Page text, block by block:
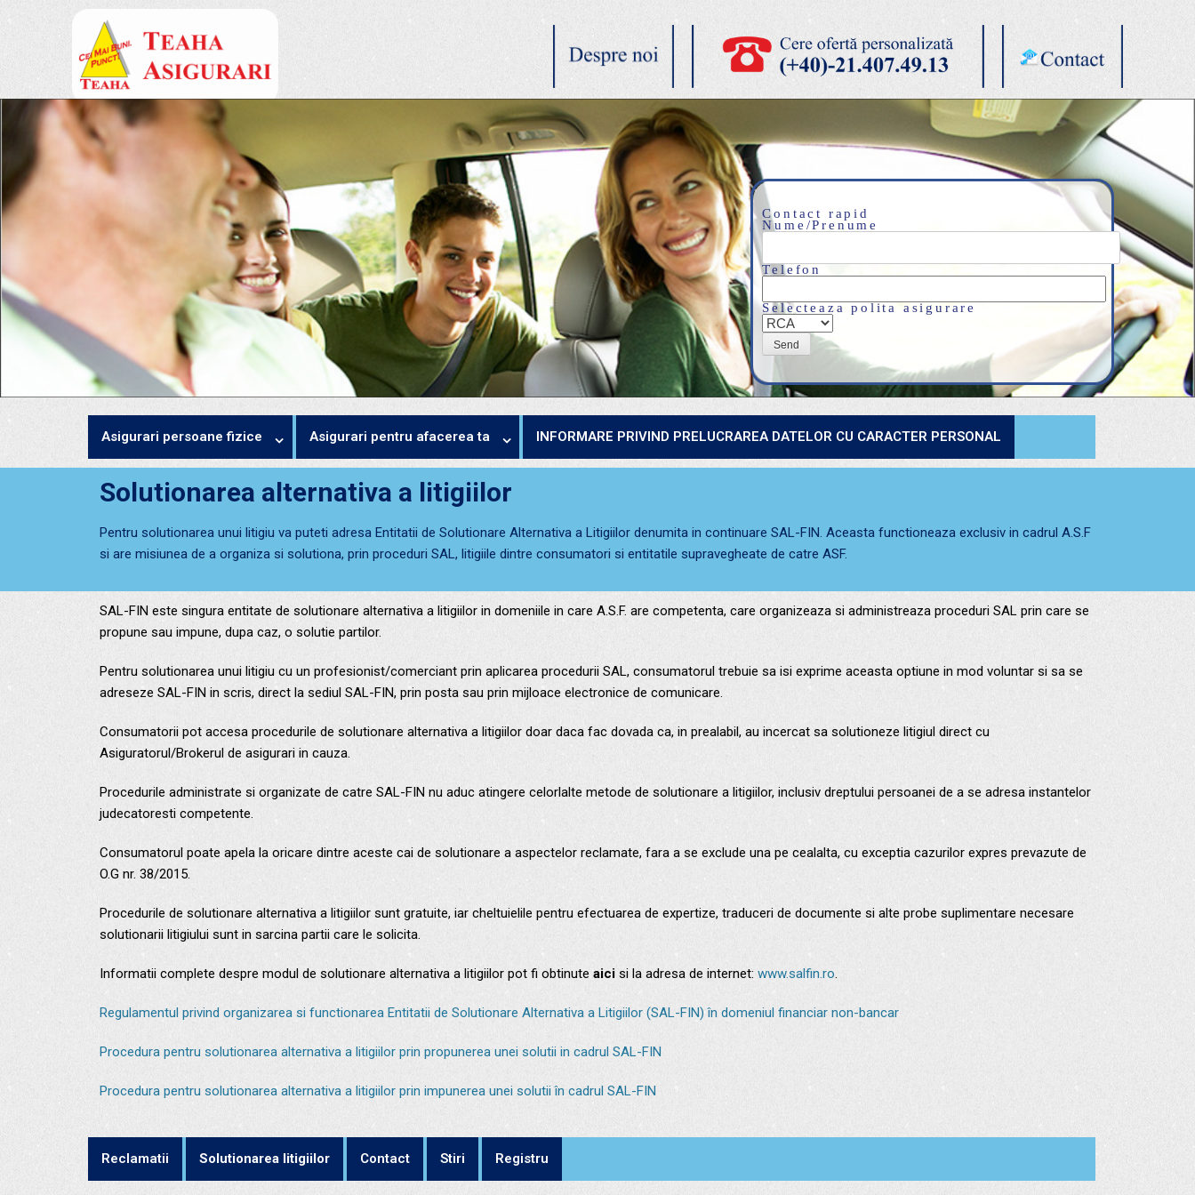
Contact rapid
Nume/Prenume
Telefon
Selecteaza polita asigurare
Asigurari persoane fizice Asigurari pentru afacerea ta INFORMARE PRIVIND PRELUCRAREA DATELOR CU CARACTER PERSONAL
Solutionarea alternativa a litigiilor
Pentru solutionarea unui litigiu va puteti adresa Entitatii de Solutionare Alternativa a Litigiilor denumita in continuare SAL-FIN. Aceasta functioneaza exclusiv in cadrul A.S.F
si are misiunea de a organiza si solutiona, prin proceduri SAL, litigiile dintre consumatori si entitatile supravegheate de catre ASF.
SAL-FIN este singura entitate de solutionare alternativa a litigiilor in domeniile in care A.S.F. are competenta, care organizeaza si administreaza proceduri SAL prin care se
propune sau impune, dupa caz, o solutie partilor.
Pentru solutionarea unui litigiu cu un profesionist/comerciant prin aplicarea procedurii SAL, consumatorul trebuie sa isi exprime aceasta optiune in mod voluntar si sa se
adreseze SAL-FIN in scris, direct la sediul SAL-FIN, prin posta sau prin mijloace electronice de comunicare.
Consumatorii pot accesa procedurile de solutionare alternativa a litigiilor doar daca fac dovada ca, in prealabil, au incercat sa solutioneze litigiul direct cu
Asiguratorul/Brokerul de asigurari in cauza.
Procedurile administrate si organizate de catre SAL-FIN nu aduc atingere celorlalte metode de solutionare a litigiilor, inclusiv dreptului persoanei de a se adresa instantelor
judecatoresti competente.
Consumatorul poate apela la oricare dintre aceste cai de solutionare a aspectelor reclamate, fara a se exclude una pe cealalta, cu exceptia cazurilor expres prevazute de
O.G nr. 38/2015.
Procedurile de solutionare alternativa a litigiilor sunt gratuite, iar cheltuielile pentru efectuarea de expertize, traduceri de documente si alte probe suplimentare necesare
solutionarii litigiului sunt in sarcina partii care le solicita.
Informatii complete despre modul de solutionare alternativa a litigiilor pot fi obtinute aici si la adresa de internet: www.salfin.ro.
Regulamentul privind organizarea si functionarea Entitatii de Solutionare Alternativa a Litigiilor (SAL-FIN) în domeniul financiar non-bancar
Procedura pentru solutionarea alternativa a litigiilor prin propunerea unei solutii in cadrul SAL-FIN
Procedura pentru solutionarea alternativa a litigiilor prin impunerea unei solutii în cadrul SAL-FIN
Reclamatii Solutionarea litigiilor Contact Stiri Registru